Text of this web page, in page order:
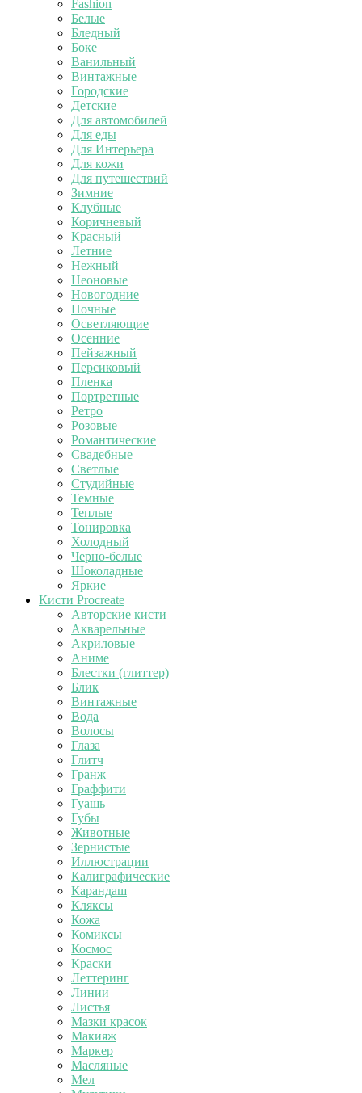
Fashion
Белые
Бледный
Боке
Ванильный
Винтажные
Городские
Детские
Для автомобилей
Для еды
Для Интерьера
Для кожи
Для путешествий
Зимние
Клубные
Коричневый
Красный
Летние
Нежный
Неоновые
Новогодние
Ночные
Осветляющие
Осенние
Пейзажный
Персиковый
Пленка
Портретные
Ретро
Розовые
Романтические
Свадебные
Светлые
Студийные
Темные
Теплые
Тонировка
Холодный
Черно-белые
Шоколадные
Яркие
Кисти Procreate
Авторские кисти
Акварельные
Акриловые
Аниме
Блестки (глиттер)
Блик
Винтажные
Вода
Волосы
Глаза
Глитч
Гранж
Граффити
Гуашь
Губы
Животные
Зернистые
Иллюстрации
Калиграфические
Карандаш
Кляксы
Кожа
Комиксы
Космос
Краски
Леттеринг
Линии
Листья
Мазки красок
Макияж
Маркер
Масляные
Мел